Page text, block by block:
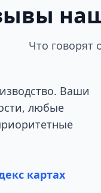
Что говорят
Ваши
любые
картах